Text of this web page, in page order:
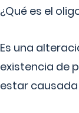
¿Qué es el
Es una
existencia de
estar